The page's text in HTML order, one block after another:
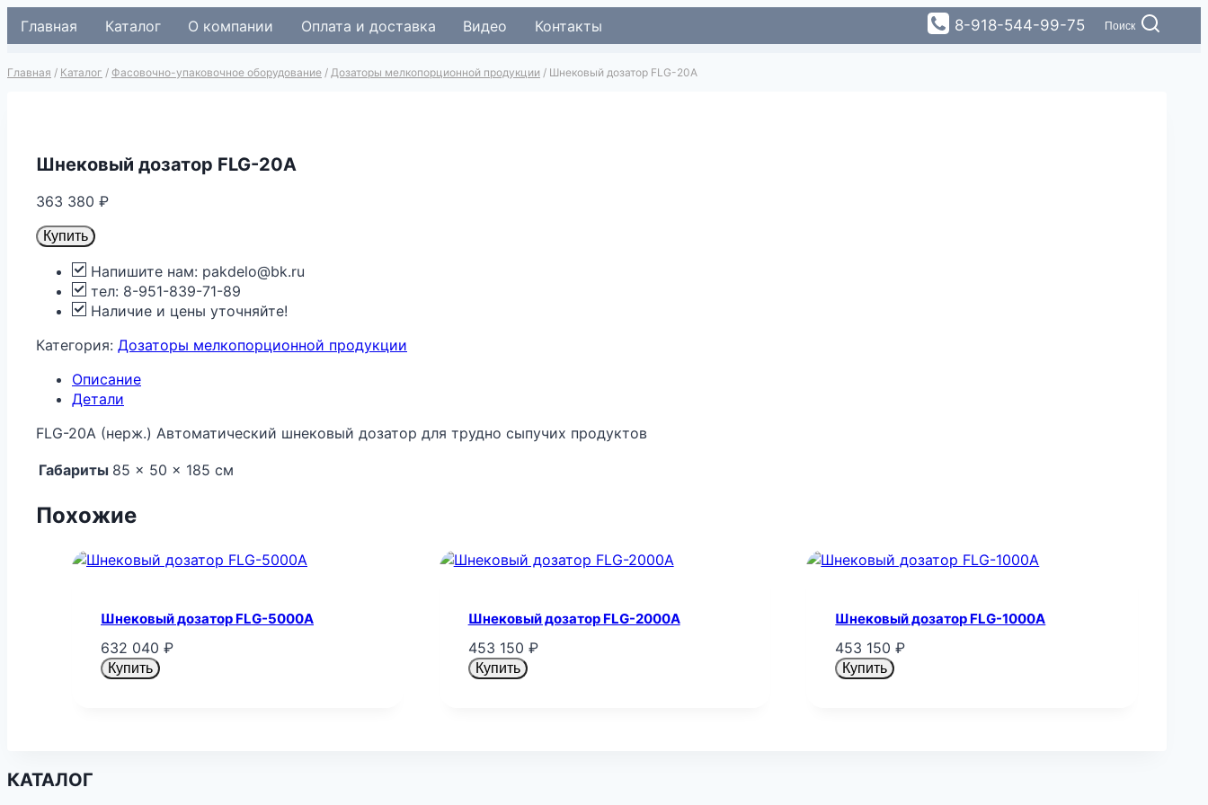
Перейти
Главная Каталог О компании Оплата и доставка Видео Контакты 8-918-544-99-75 Поиск
Главная / Каталог / Фасовочно-упаковочное оборудование / Дозаторы мелкопорционной продукции / Шнековый дозатор FLG-20A
Шнековый дозатор FLG-20A
363 380 ₽
Купить
Напишите нам: pakdelo@bk.ru
тел: 8-951-839-71-89
Наличие и цены уточняйте!
Категория: Дозаторы мелкопорционной продукции
Описание
Детали
FLG-20A (нерж.) Автоматический шнековый дозатор для трудно сыпучих продуктов
Габариты 85 × 50 × 185 см
Похожие
Шнековый дозатор FLG-5000A
632 040 ₽
Купить
Шнековый дозатор FLG-2000A
453 150 ₽
Купить
Шнековый дозатор FLG-1000A
453 150₽
Купить
КАТАЛОГ